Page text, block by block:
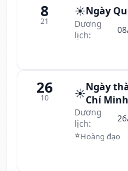
8
21
☀️Ngày
Dương
lịch:
26
10 ☀️Ngày
Chí Minh
Dương
lịch:
⭐Hoàng đạo